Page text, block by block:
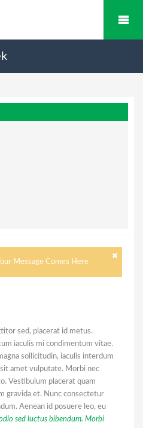
Message Comes Here
sed, placerat id metus.
iaculis mi condimentum vitae.
sollicitudin, iaculis interdum
amet vulputate. Morbi nec
Vestibulum placerat quam
gravida et. Nunc consectetur
Aenean id posuere leo, eu
sed luctus bibendum. Morbi